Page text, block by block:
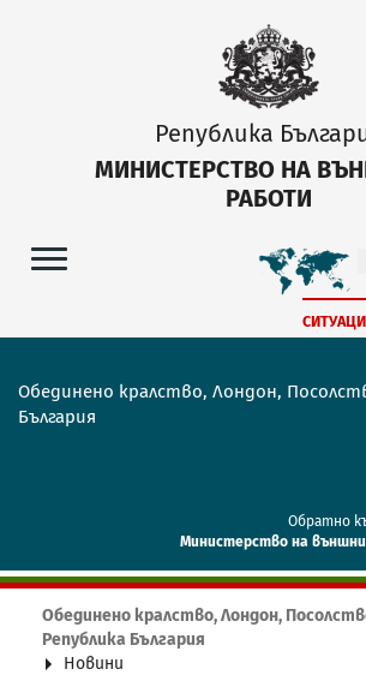
Република
МИНИСТЕРСТВО НА
РАБОТИ
Обединено кралство, Лондон,
България
Обратно
Mинистерство на
Обединено кралство, Лондон,
Република България
Новини